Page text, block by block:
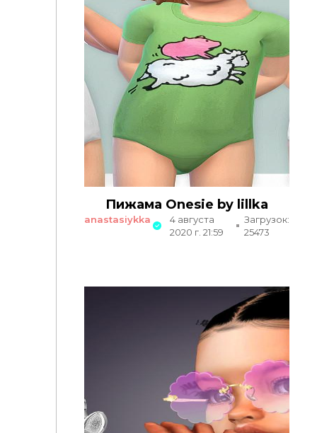
Пижама Onesie by lillka
anastasiykka
4 августа
2020 г. 21:59
Загрузок:
25473